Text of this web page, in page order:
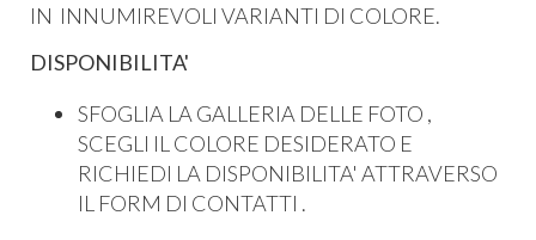
IN INNUMIREVOLI VARIANTI DI COLORE.
DISPONIBILITA'
SFOGLIA LA GALLERIA DELLE FOTO ,
SCEGLI IL COLORE DESIDERATO E
RICHIEDI LA DISPONIBILITA' ATTRAVERSO
IL FORM DI CONTATTI .